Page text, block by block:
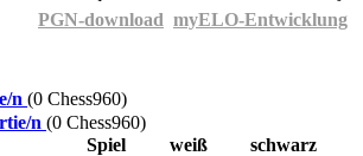
PGN-download myELO-Entwicklung
n (0 Chess960)
n (0 Chess960)
Spiel weiß
schwarz